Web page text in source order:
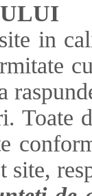
in
Toate
site,